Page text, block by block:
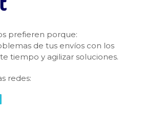
prefieren porque:
de tus envíos con los
tiempo y agilizar soluciones.
redes: